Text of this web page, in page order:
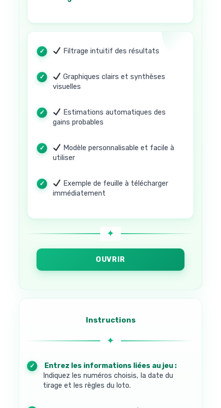
Filtrage intuitif des résultats
Graphiques clairs et synthèses
visuelles
Estimations automatiques des
gains probables
Modèle personnalisable et facile à
utiliser
Exemple de feuille à télécharger
immédiatement
OUVRIR
Instructions
1. Entrez les informations liées au jeu :
Indiquez les numéros choisis, la date du
tirage et les règles du loto.